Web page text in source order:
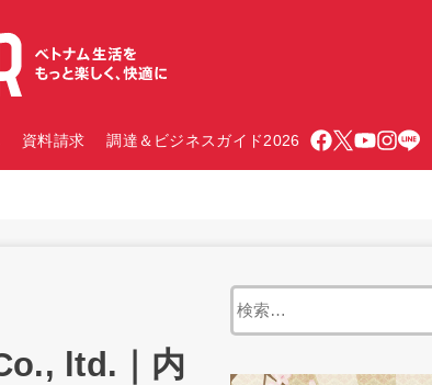
資料請求 調達＆ビジネスガイド2026
ltd.｜内